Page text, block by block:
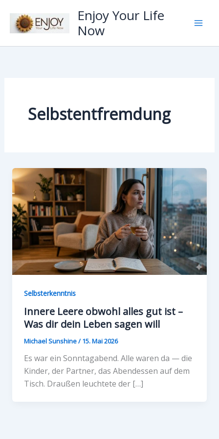
Inhalt
springen
Enjoy Your Life
Now
Selbstentfremdung
Selbsterkenntnis
Innere Leere obwohl alles gut ist –
Was dir dein Leben sagen will
Michael Sunshine/15. Mai 2026
Es war ein Sonntagabend. Alle waren da — die
Kinder, der Partner, das Abendessen auf dem
Tisch. Draußen leuchtete der […]